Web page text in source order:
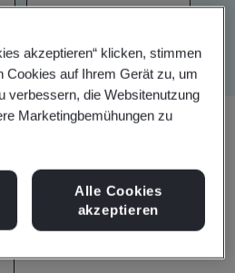
Künstliche Intelligenz
akzeptieren“ klicken, stimmen
Cookies auf Ihrem Gerät zu, um
verbessern, die Websitenutzung
Marketingbemühungen zu
Alle Cookies
akzeptieren